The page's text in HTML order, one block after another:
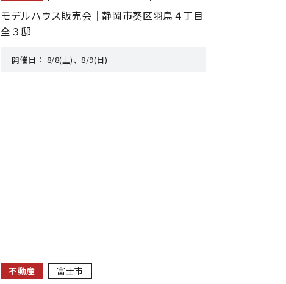
モデルハウス販売会｜静岡市葵区羽鳥４丁目
全３邸
開催日： 8/8(土)、8/9(日)
不動産 富士市